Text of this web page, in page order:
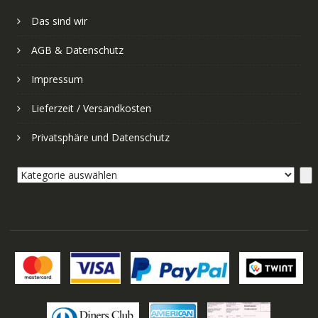
Das sind wir
AGB & Datenschutz
Impressum
Lieferzeit / Versandkosten
Privatsphäre und Datenschutz
Kategorie